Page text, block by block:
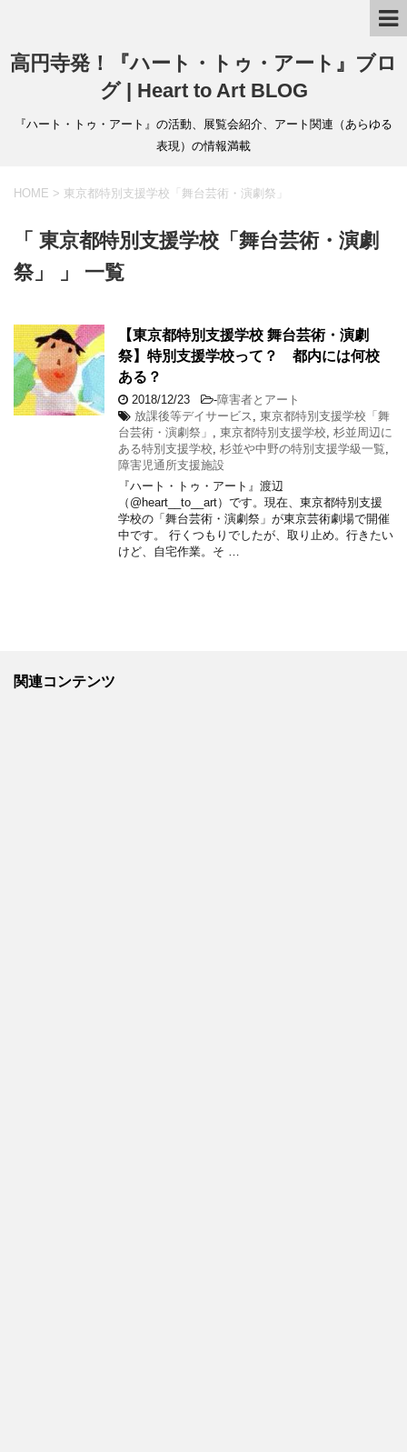
高円寺発！『ハート・トゥ・アート』ブロ
グ | Heart to Art BLOG
『ハート・トゥ・アート』の活動、展覧会紹介、アート関連（あらゆる
表現）の情報満載
HOME > 東京都特別支援学校「舞台芸術・演劇祭」
「 東京都特別支援学校「舞台芸術・演劇
祭」 」 一覧
【東京都特別支援学校 舞台芸術・演劇
祭】特別支援学校って？ 都内には何校
ある？
2018/12/23 -障害者とアート
放課後等デイサービス
東京都特別支援学校「舞
台芸術・演劇祭」
東京都特別支援学校 杉並周辺に
ある特別支援学校 杉並や中野の特別支援学級一覧
障害児通所支援施設
『ハート・トゥ・アート』渡辺
（@heart__to__art）です。現在、東京都特別支援
学校の「舞台芸術・演劇祭」が東京芸術劇場で開催
中です。 行くつもりでしたが、取り止め。行きたい
けど、自宅作業。そ …
関連コンテンツ